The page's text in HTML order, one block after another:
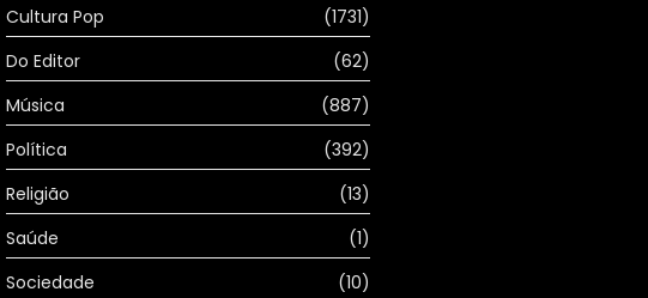
Cultura Pop
(1731)
Do Editor
(62)
Música
(887)
Política
(392)
Religião
(13)
Saúde
(1)
Sociedade
(10)